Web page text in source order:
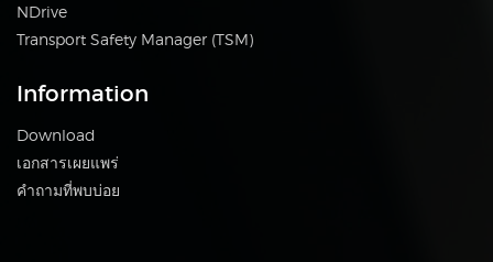
NDrive
Transport Safety Manager (TSM)
Information
Download
เอกสารเผยแพร่
คำถามที่พบบ่อย